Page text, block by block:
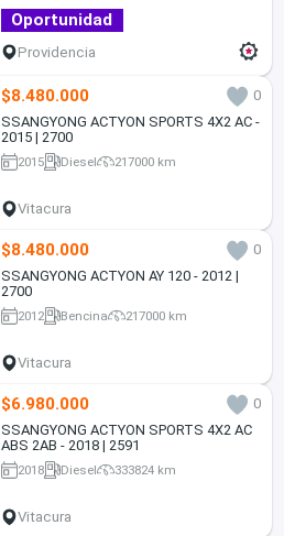
Oportunidad
Providencia
$8.480.000
0
SSANGYONG ACTYON SPORTS 4X2 AC -
2015 | 2700
2015 Diesel 217000 km
Vitacura
$8.480.000
0
SSANGYONG ACTYON AY 120 - 2012 |
2700
2012 Bencina 217000 km
Vitacura
$6.980.000
0
SSANGYONG ACTYON SPORTS 4X2 AC
ABS 2AB - 2018 | 2591
2018 Diesel 333824 km
Vitacura